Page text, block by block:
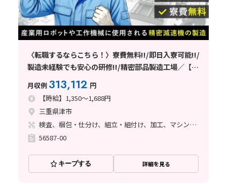
〈転職するならこちら！〉寮費無料!!/即日入寮可能!!/
製造未経験でも安心の研修!!/精密部品製造工場／【三
重県津市】
月収例 313,112 円
【時給】1,350～1,688円
三重県津市
検査、梱包・仕分け、組立・組付け、加工、マシンオペレーター、清掃・洗浄、品質管理、ライン作業、バリ取り
56587-00
キープする 詳細を見る